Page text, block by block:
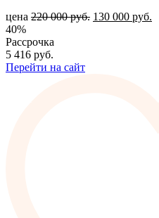
цена 220 000руб. 130 000 руб.
40%
Рассрочка
5 416 руб.
Перейти на сайт